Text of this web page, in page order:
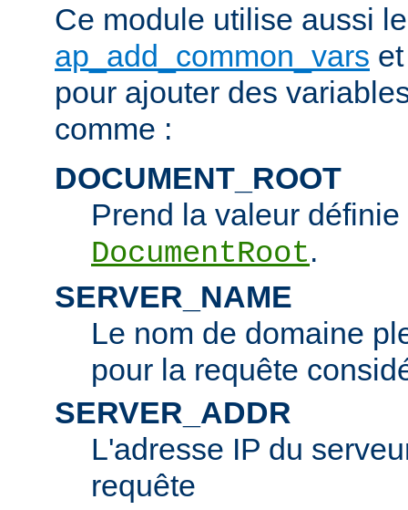
Ce module utilise aussi
ap_add_common_vars
pour ajouter des
comme :
DOCUMENT_ROOT
Prend la valeur
DocumentRoot.
SERVER_NAME
Le nom de domaine
pour la requête
SERVER_ADDR
L'adresse IP du
requête